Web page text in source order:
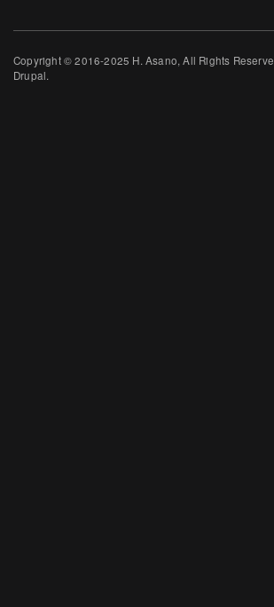
Copyright © 2016-2025 H. Asano, All Rights
Drupal.